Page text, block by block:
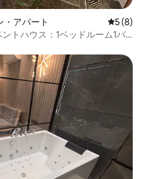
・アパート レビュー
5 (8)
トハウス：1ベッドルーム1バ